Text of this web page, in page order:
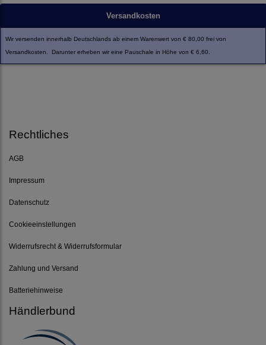
Versandkosten
Wir versenden innerhalb Deutschlands ab einem Warenwert von € 80,00 frei von
Versandkosten. Darunter erheben wir eine Pauschale in Höhe von € 6,60.
Rechtliches
AGB
Impressum
Datenschutz
Cookieeinstellungen
Widerrufsrecht & Widerrufsformular
Zahlung und Versand
Batteriehinweise
Händlerbund